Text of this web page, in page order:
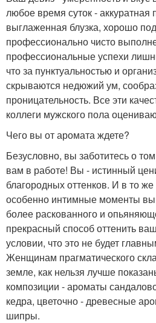
любое время суток - аккуратная
выглаженная блузка, хорошо
профессионально чисто
профессиональные успехи
что за пунктуальностью и
скрываются недюжий ум,
проницательность. Все эти
коллеги мужского пола
Чего вы от аромата ждете?
Безусловно, вы заботитесь о
вам в работе! Вы - истинный
благородных оттенков. И в то
особенно интимные моменты
более раскованного и
прекрасный способ оттенить
условии, что это не будет
Женщинам прагматического
земле, как нельзя лучше
композиции - ароматы
кедра, цветочно - древесные
шипры.